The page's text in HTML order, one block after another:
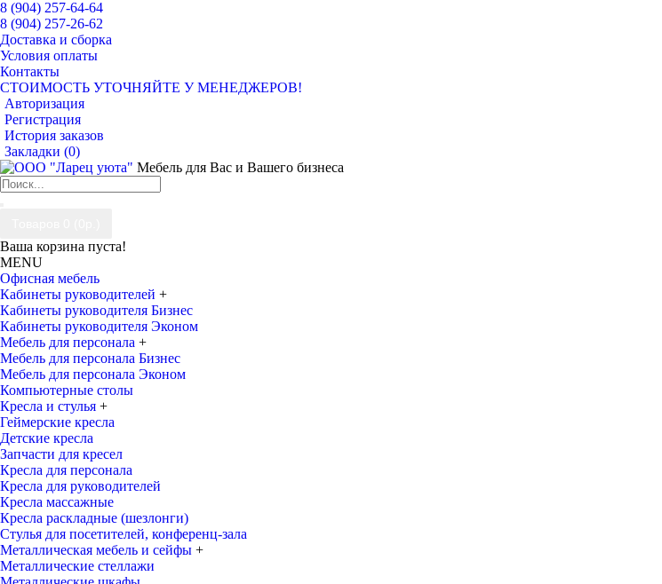
8 (904) 257-64-64
8 (904) 257-26-62
Доставка и сборка
Условия оплаты
Контакты
СТОИМОСТЬ УТОЧНЯЙТЕ У МЕНЕДЖЕРОВ!
Авторизация
Регистрация
История заказов
Закладки (0)
Мебель для Вас и Вашего бизнеса
Ваша корзина пуста!
MENU
Офисная мебель
Кабинеты руководителей +
Кабинеты руководителя Бизнес
Кабинеты руководителя Эконом
Мебель для персонала +
Мебель для персонала Бизнес
Мебель для персонала Эконом
Компьютерные столы
Кресла и стулья +
Геймерские кресла
Детские кресла
Запчасти для кресел
Кресла для персонала
Кресла для руководителей
Кресла массажные
Кресла раскладные (шезлонги)
Стулья для посетителей, конференц-зала
Металлическая мебель и сейфы +
Металлические стеллажи